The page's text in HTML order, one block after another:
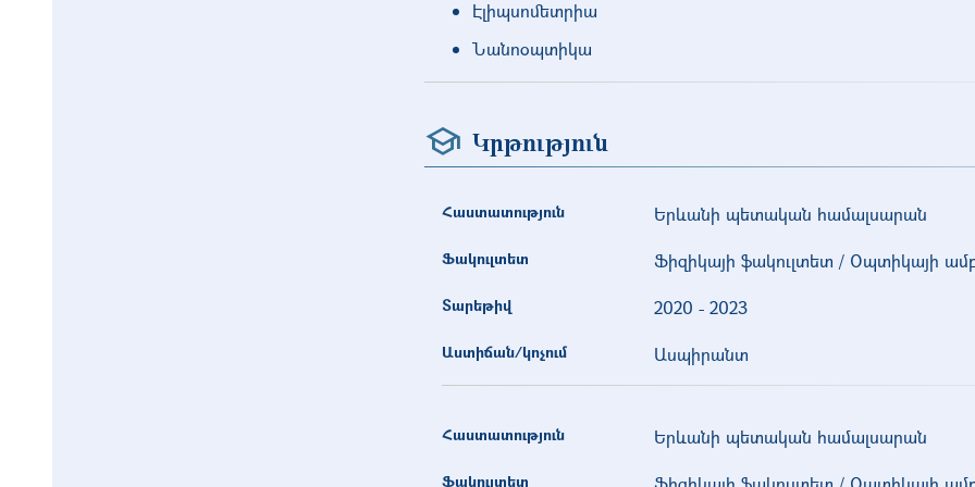
Էլիպսոմետրիա
Նանոօպտիկա
Կրթություն
Հաստատություն Երևանի պետական համալսարան
Ֆակուլտետ Ֆիզիկայի ֆակուլտետ / Օպտիկայի
Տարեթիվ 2020 - 2023
Աստիճան/կոչում Ասպիրանտ
Հաստատություն Երևանի պետական համալսարան
Ֆակուլտետ